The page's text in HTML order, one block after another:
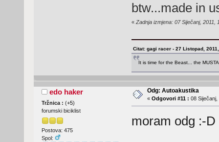
btw...made in
« Zadnja izmjena: 07 Siječanj, 2011,
Citat: gagi racer - 27 Listopad,
It is time for the Beast... the
edo haker
Tržnica : (+5)
forumski biciklist
Postova: 475
Spol:
Odg: Autoakustika
« Odgovori #11 : 08 Siječanj,
moram odg :-